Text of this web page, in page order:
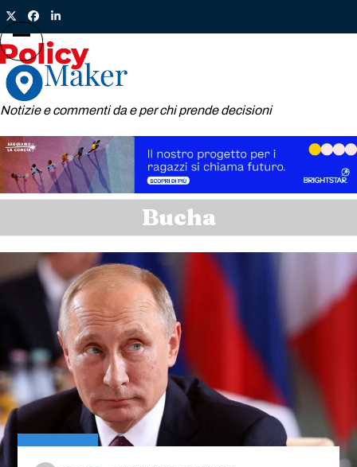
Skip
to
content
TwitterFacebook
LinkedIn
Notizie e commenti da e per chi prende decisioni
Open
mobile
menu
Close
mobile
menu
Bucha